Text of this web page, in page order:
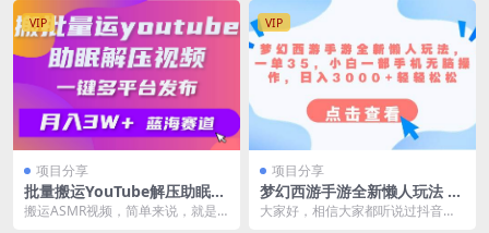
VIP
项目分享
批量搬运YouTube解压助眠视
频 一键多平台发布 月入2W+
搬运ASMR视频，简单来说，就是
VIP
项目分享
梦幻西游手游全新懒人玩法 一
单35 小白一部手机无脑操作
大家好，相信大家都听说过抖音游